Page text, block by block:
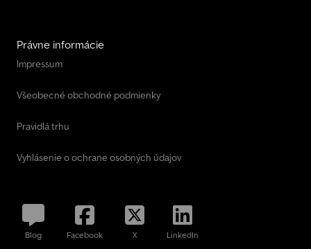
Právne informácie
Impressum
Všeobecné obchodné podmienky
Pravidlá trhu
Vyhlásenie o ochrane osobných údajov
Blog Facebook X LinkedIn